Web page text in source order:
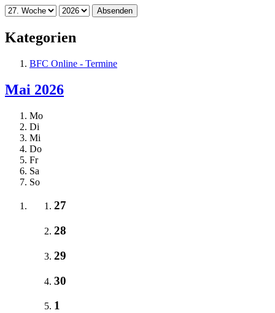
Absenden
Kategorien
BFC Online - Termine
Mai 2026
Mo
Di
Mi
Do
Fr
Sa
So
27
28
29
30
1